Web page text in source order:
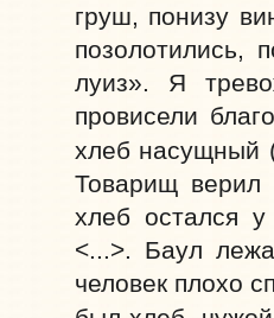
груш, понизу
позолотились,
луиз». Я
провисели
хлеб насущный
Товарищ верил
хлеб остался
<...>. Баул
человек плохо